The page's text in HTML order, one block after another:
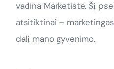
vadina Marketiste. Šį
atsitiktinai –
dalį mano gyvenimo.